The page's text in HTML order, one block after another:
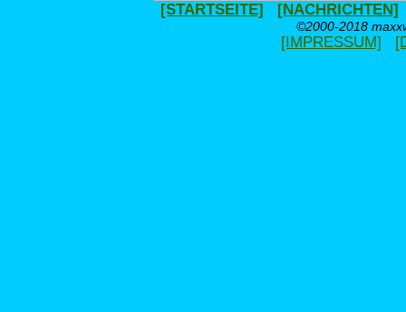
[STARTSEITE] [NACHRICHTEN]
©2000-2018
[IMPRESSUM]